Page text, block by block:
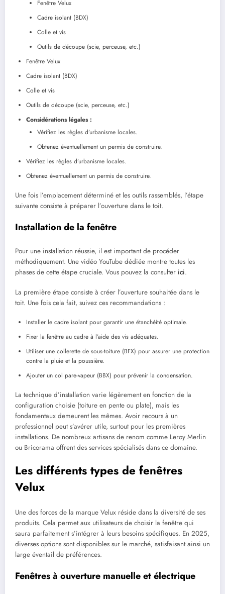
Fenêtre Velux
Cadre isolant (BDX)
Colle et vis
Outils de découpe (scie, perceuse, etc.)
Fenêtre Velux
Cadre isolant (BDX)
Colle et vis
Outils de découpe (scie, perceuse, etc.)
Considérations légales :
Vérifiez les règles d’urbanisme locales.
Obtenez éventuellement un permis de construire.
Vérifiez les règles d’urbanisme locales.
Obtenez éventuellement un permis de construire.
Une fois l’emplacement déterminé et les outils rassemblés, l’étape
suivante consiste à préparer l’ouverture dans le toit.
Installation de la fenêtre
Pour une installation réussie, il est important de procéder
méthodiquement. Une vidéo YouTube dédiée montre toutes les
phases de cette étape cruciale. Vous pouvez la consulter ici.
La première étape consiste à créer l’ouverture souhaitée dans le
toit. Une fois cela fait, suivez ces recommandations :
Installer le cadre isolant pour garantir une étanchéité optimale.
Fixer la fenêtre au cadre à l’aide des vis adéquates.
Utiliser une collerette de sous-toiture (BFX) pour assurer une protection
contre la pluie et la poussière.
Ajouter un col pare-vapeur (BBX) pour prévenir la condensation.
La technique d’installation varie légèrement en fonction de la
configuration choisie (toiture en pente ou plate), mais les
fondamentaux demeurent les mêmes. Avoir recours à un
professionnel peut s’avérer utile, surtout pour les premières
installations. De nombreux artisans de renom comme Leroy Merlin
ou Bricorama offrent des services spécialisés dans ce domaine.
Les différents types de fenêtres
Velux
Une des forces de la marque Velux réside dans la diversité de ses
produits. Cela permet aux utilisateurs de choisir la fenêtre qui
saura parfaitement s’intégrer à leurs besoins spécifiques. En 2025,
diverses options sont disponibles sur le marché, satisfaisant ainsi un
large éventail de préférences.
Fenêtres à ouverture manuelle et électrique